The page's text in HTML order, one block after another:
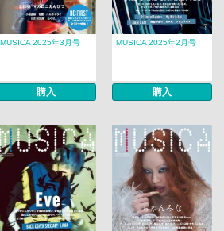
MUSICA 2025年3月号
購入
MUSICA 2025年2月号
購入